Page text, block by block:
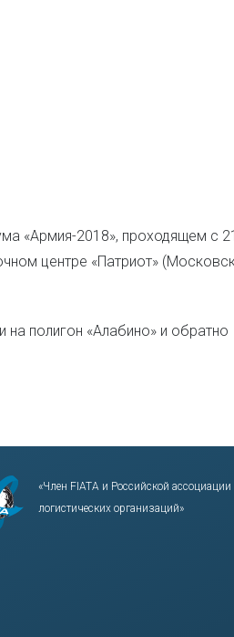
«Армия-2018», проходящем с
центре «Патриот»
на полигон «Алабино» и обратно
«Член FIATA и Российской ассоциации
логистических организаций»